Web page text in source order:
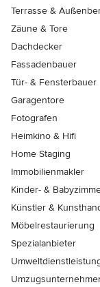
Terrasse &
Zäune & Tore
Dachdecker
Fassadenbauer
Tür- & Fensterbauer
Garagentore
Fotografen
Heimkino & Hifi
Home Staging
Immobilienmakler
Kinder- &
Künstler &
Möbelrestaurierung
Spezialanbieter